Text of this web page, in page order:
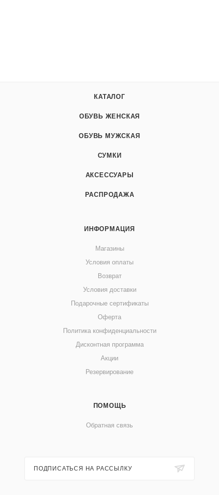
КАТАЛОГ
ОБУВЬ ЖЕНСКАЯ
ОБУВЬ МУЖСКАЯ
СУМКИ
АКСЕССУАРЫ
РАСПРОДАЖА
ИНФОРМАЦИЯ
Магазины
Условия оплаты
Возврат
Условия доставки
Подарочные сертификаты
Оферта
Политика конфиденциальности
Дисконтная программа
Акции
Резервирование
ПОМОЩЬ
Обратная связь
ПОДПИСАТЬСЯ НА РАССЫЛКУ